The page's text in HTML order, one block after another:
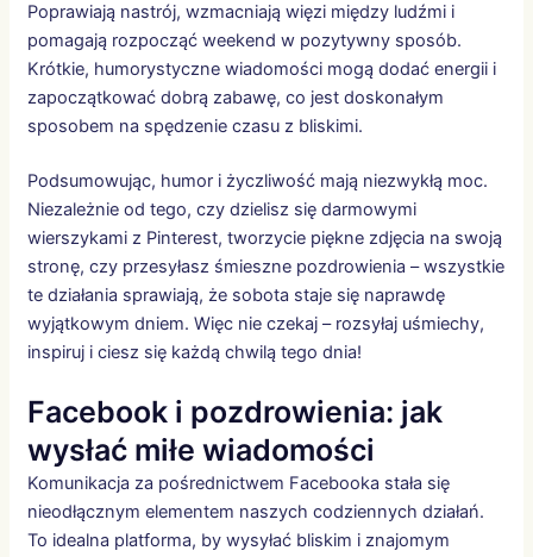
Poprawiają nastrój, wzmacniają więzi między ludźmi i
pomagają rozpocząć weekend w pozytywny sposób.
Krótkie, humorystyczne wiadomości mogą dodać energii i
zapoczątkować dobrą zabawę, co jest doskonałym
sposobem na spędzenie czasu z bliskimi.
Podsumowując, humor i życzliwość mają niezwykłą moc.
Niezależnie od tego, czy dzielisz się darmowymi
wierszykami z Pinterest, tworzycie piękne zdjęcia na swoją
stronę, czy przesyłasz śmieszne pozdrowienia – wszystkie
te działania sprawiają, że sobota staje się naprawdę
wyjątkowym dniem. Więc nie czekaj – rozsyłaj uśmiechy,
inspiruj i ciesz się każdą chwilą tego dnia!
Facebook i pozdrowienia: jak
wysłać miłe wiadomości
Komunikacja za pośrednictwem Facebooka stała się
nieodłącznym elementem naszych codziennych działań.
To idealna platforma, by wysyłać bliskim i znajomym